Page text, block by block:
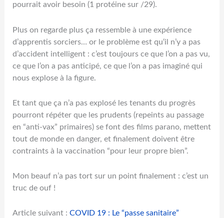
pourrait avoir besoin (1 protéine sur /29).
Plus on regarde plus ça ressemble à une expérience
d’apprentis sorciers… or le problème est qu‘il n’y a pas
d’accident intelligent : c’est toujours ce que l’on a pas vu,
ce que l’on a pas anticipé, ce que l’on a pas imaginé qui
nous explose à la figure.
Et tant que ça n’a pas explosé les tenants du progrès
pourront répéter que les prudents (repeints au passage
en “anti-vax” primaires) se font des films parano, mettent
tout de monde en danger, et finalement doivent être
contraints à la vaccination “pour leur propre bien”.
Mon beauf n’a pas tort sur un point finalement : c’est un
truc de ouf !
Article suivant :COVID 19 : Le “passe sanitaire”